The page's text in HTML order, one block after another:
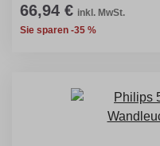
66,94 € inkl. MwSt.
Sie sparen -35 %